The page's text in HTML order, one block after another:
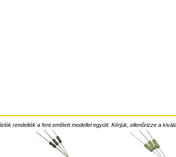
rendelték a fent említett modellel együtt. Kérjük, ellenőrizze a